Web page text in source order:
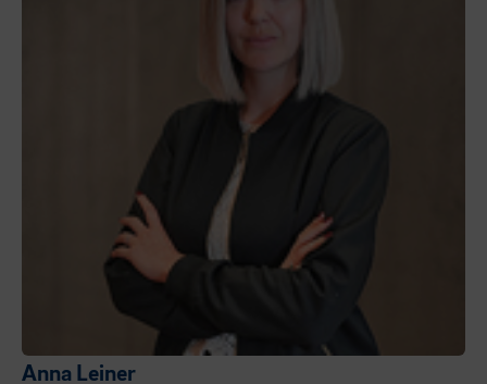
Anna Leiner